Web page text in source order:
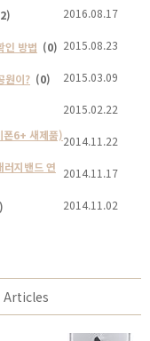
2016.08.17
인 방법 (0) 2015.08.23
원이? (0) 2015.03.09
2015.02.22
6+ 새제품)2014.11.22
지밴드 연 2014.11.17
2014.11.02
Articles